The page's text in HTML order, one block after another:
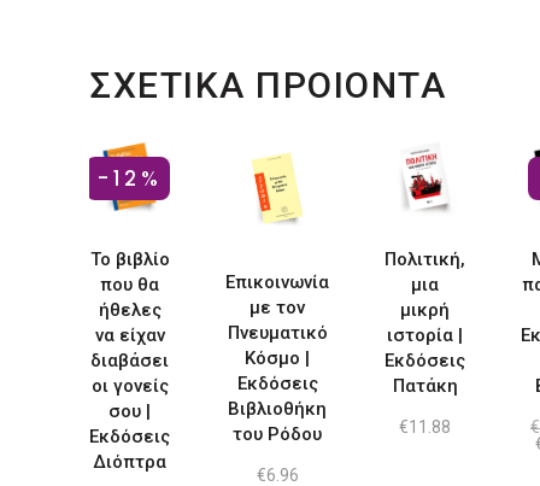
ΣΧΕΤΙΚΑ ΠΡΟΙΟΝΤΑ
-12%
Το βιβλίο
που θα
ήθελες
να είχαν
διαβάσει
οι γονείς
σου |
Εκδόσεις
Διόπτρα
Επικοινωνία
με τον
Πνευματικό
Κόσμο |
Εκδόσεις
Βιβλιοθήκη
του Ρόδου
€6.96
Πολιτική,
μια
μικρή
ιστορία |
Εκδόσεις
Πατάκη
€11.88
€